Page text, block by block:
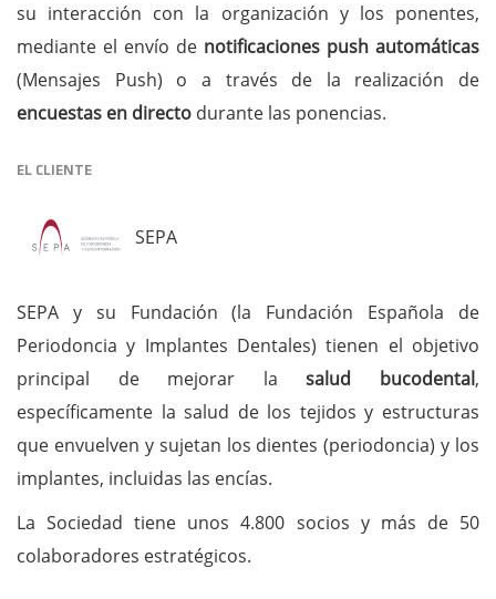
su interacción con la organización y los ponentes,
mediante el envío de notificaciones push automáticas
(Mensajes Push) o a través de la realización de
encuestas en directo durante las ponencias.
EL CLIENTE
SEPA
SEPA y su Fundación (la Fundación Española de
Periodoncia y Implantes Dentales) tienen el objetivo
principal de mejorar lasalud bucodental,
específicamente la salud de los tejidos y estructuras
que envuelven y sujetan los dientes (periodoncia) y los
implantes, incluidas las encías.
La Sociedad tiene unos 4.800 socios y más de 50
colaboradores estratégicos.